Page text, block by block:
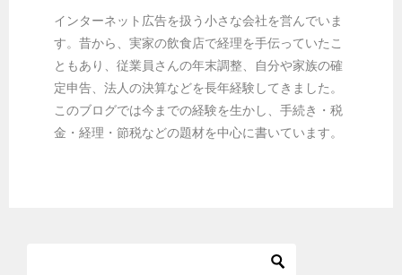
インターネット広告を扱う小さな会社を営んでいま
す。昔から、実家の飲食店で経理を手伝っていたこ
ともあり、従業員さんの年末調整、自分や家族の確
定申告、法人の決算などを長年経験してきました。
このブログでは今までの経験を生かし、手続き・税
金・経理・節税などの題材を中心に書いています。